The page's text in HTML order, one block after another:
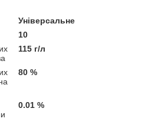
Універсальне
10
115 г/л
80 %
0.01 %